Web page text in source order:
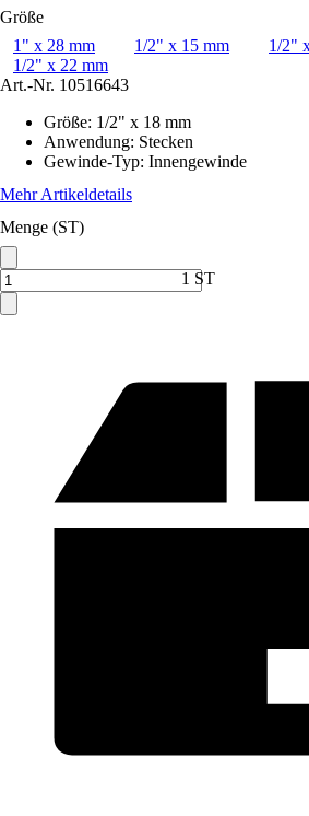
Größe
1" x 28 mm
1/2" x 15 mm
1/2"
1/2" x 22 mm
Art.-Nr. 10516643
Größe: 1/2" x 18 mm
Anwendung: Stecken
Gewinde-Typ: Innengewinde
Mehr Artikeldetails
Menge (ST)
1 ST